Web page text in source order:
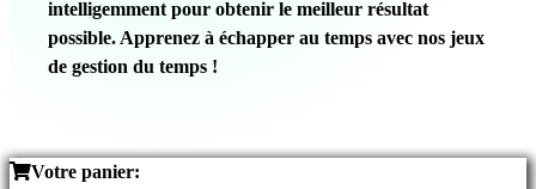
intelligemment pour obtenir le meilleur résultat
possible. Apprenez à échapper au temps avec nos jeux
de gestion du temps !
Votre panier: